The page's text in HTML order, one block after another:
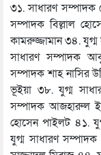
৩১. সাধারণ
সম্পাদক বিল্লাল
কামরুজ্জামান ৩৪.
সাধারণ সম্পাদক
সম্পাদক শাহ নাসির
ভূইয়া ৩৮. যুগ্ম
সম্পাদক আজহারুল
হোসেন পাইলট ৪১.
যুগ্ম সাধারণ